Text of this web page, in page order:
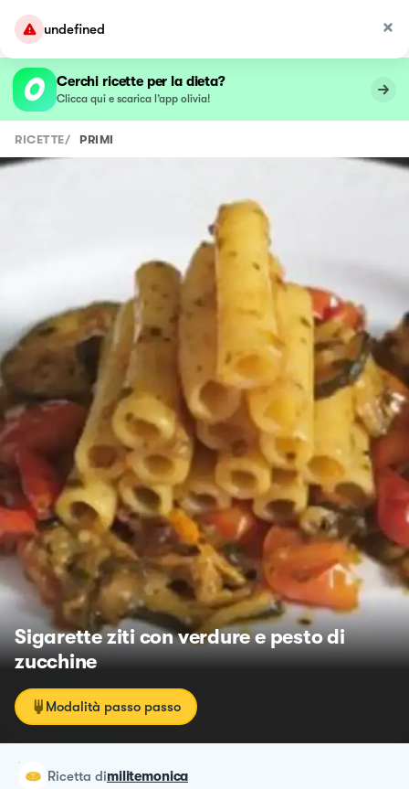
undefined
Cerchi ricette per la dieta?
Clicca qui e scarica l’app olivia!
RICETTE/ PRIMI
Sigarette ziti con verdure e pesto di
zucchine
Modalità passo passo
ricetta dimilitemonica